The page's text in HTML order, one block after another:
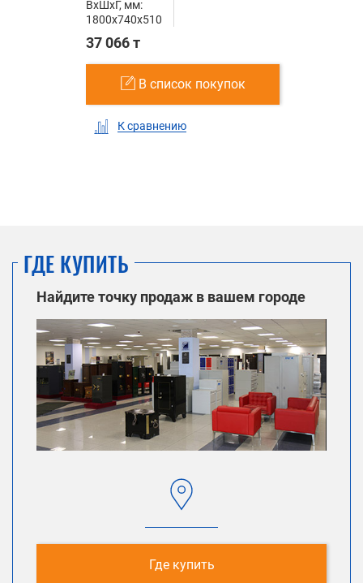
ВxШxГ, мм:
1800x740x510
37 066 т
В список покупок
К сравнению
ГДЕ КУПИТЬ
Найдите точку продаж в вашем городе
Где купить